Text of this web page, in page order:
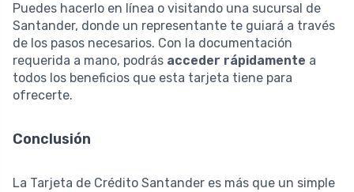
Puedes hacerlo en línea o visitando una sucursal de
Santander, donde un representante te guiará a través
de los pasos necesarios. Con la documentación
requerida a mano, podrás acceder rápidamente a
todos los beneficios que esta tarjeta tiene para
ofrecerte.
Conclusión
La Tarjeta de Crédito Santander es más que un simple